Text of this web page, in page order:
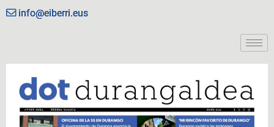
info@eiberri.eus